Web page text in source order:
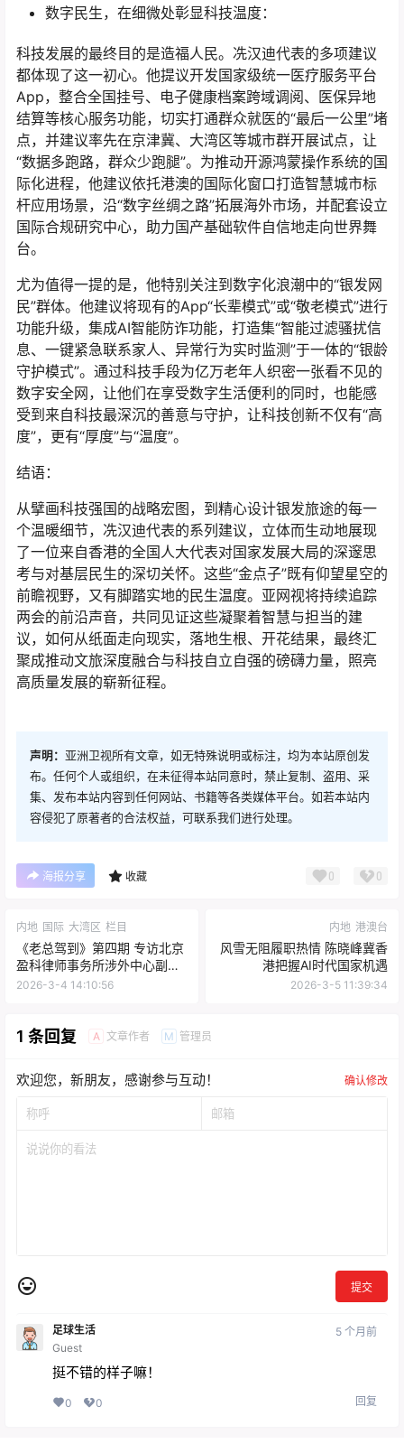
数字民生，在细微处彰显科技温度：
科技发展的最终目的是造福人民。冼汉迪代表的多项建议
都体现了这一初心。他提议开发国家级统一医疗服务平台
App，整合全国挂号、电子健康档案跨域调阅、医保异地
结算等核心服务功能，切实打通群众就医的“最后一公里”堵
点，并建议率先在京津冀、大湾区等城市群开展试点，让
“数据多跑路，群众少跑腿”。为推动开源鸿蒙操作系统的国
际化进程，他建议依托港澳的国际化窗口打造智慧城市标
杆应用场景，沿“数字丝绸之路”拓展海外市场，并配套设立
国际合规研究中心，助力国产基础软件自信地走向世界舞
台。
尤为值得一提的是，他特别关注到数字化浪潮中的“银发网
民”群体。他建议将现有的App“长辈模式”或“敬老模式”进行
功能升级，集成AI智能防诈功能，打造集“智能过滤骚扰信
息、一键紧急联系家人、异常行为实时监测”于一体的“银龄
守护模式”。通过科技手段为亿万老年人织密一张看不见的
数字安全网，让他们在享受数字生活便利的同时，也能感
受到来自科技最深沉的善意与守护，让科技创新不仅有“高
度”，更有“厚度”与“温度”。
结语：
从擘画科技强国的战略宏图，到精心设计银发旅途的每一
个温暖细节，冼汉迪代表的系列建议，立体而生动地展现
了一位来自香港的全国人大代表对国家发展大局的深邃思
考与对基层民生的深切关怀。这些“金点子”既有仰望星空的
前瞻视野，又有脚踏实地的民生温度。亚网视将持续追踪
两会的前沿声音，共同见证这些凝聚着智慧与担当的建
议，如何从纸面走向现实，落地生根、开花结果，最终汇
聚成推动文旅深度融合与科技自立自强的磅礴力量，照亮
高质量发展的崭新征程。
声明： 亚洲卫视所有文章，如无特殊说明或标注，均为本站原创发
布。任何个人或组织，在未征得本站同意时，禁止复制、盗用、采
集、发布本站内容到任何网站、书籍等各类媒体平台。如若本站内
容侵犯了原著者的合法权益，可联系我们进行处理。
海报分享 收藏 0 0
内地 国际 大湾区 栏目
《老总驾到》第四期 专访北京
盈科律师事务所涉外中心副主
任-栗斌
2026-3-4 14:10:56
内地 港澳台
风雪无阻履职热情 陈晓峰冀香
港把握AI时代国家机遇
2026-3-5 11:39:34
1 条回复 A 文章作者 M 管理员
欢迎您，新朋友，感谢参与互动！ 确认修改
提交
足球生活
Guest
5 个月前
挺不错的样子嘛！
0 0 回复